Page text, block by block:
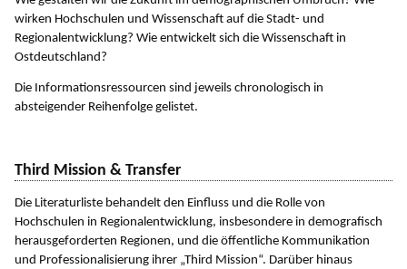
wirken Hochschulen und Wissenschaft auf die Stadt- und
Regionalentwicklung? Wie entwickelt sich die Wissenschaft in
Ostdeutschland?
Die Informationsressourcen sind jeweils chronologisch in
absteigender Reihenfolge gelistet.
Third Mission & Transfer
Die Literaturliste behandelt den Einfluss und die Rolle von
Hochschulen in Regionalentwicklung, insbesondere in demografisch
herausgeforderten Regionen, und die öffentliche Kommunikation
und Professionalisierung ihrer „Third Mission“. Darüber hinaus